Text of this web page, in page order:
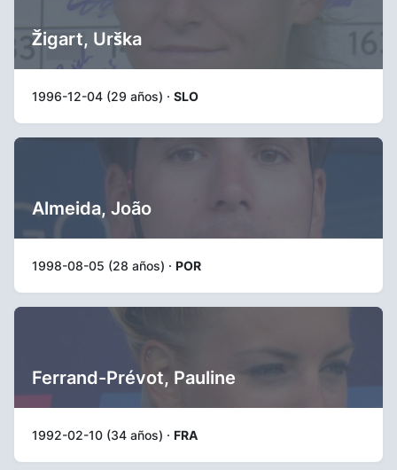
Žigart, Urška
1996-12-04 (29 años) · SLO
Almeida, João
1998-08-05 (28 años) · POR
Ferrand-Prévot, Pauline
1992-02-10 (34 años) · FRA